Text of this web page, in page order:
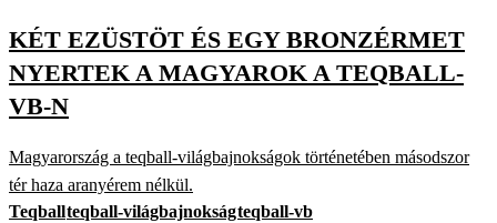
KÉT EZÜSTÖT ÉS EGY BRONZÉRMET
NYERTEK A MAGYAROK A TEQBALL-
VB-N
Magyarország a teqball-világbajnokságok történetében másodszor
tér haza aranyérem nélkül.
Teqballteqball-világbajnokságteqball-vb